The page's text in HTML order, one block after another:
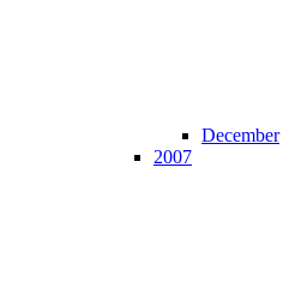
December
2007